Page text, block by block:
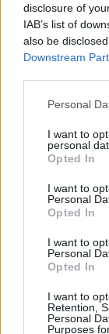
disclosure of
IAB’s list of
also be
Downstream
Please note
not limited to
grant or deny
use your data
consent section.
Personal
I want to
personal
Opted In
I want to
Personal
Opted In
I want to
Personal
Opted In
I want to
Retention,
Personal
Purposes
Come
Camilla Fiore · 8 Ago